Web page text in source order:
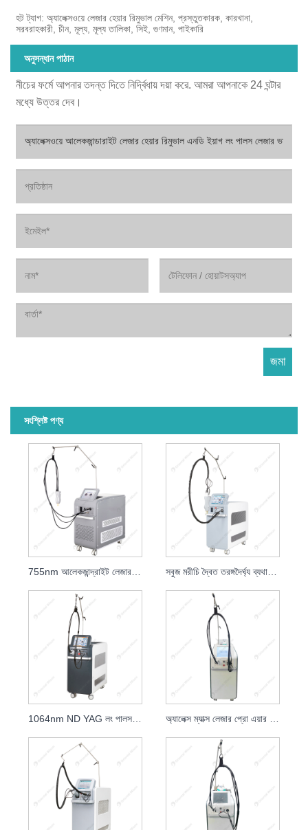
হট ট্যাগ: অ্যালেক্সওয়ে লেজার হেয়ার রিমুভাল মেশিন, প্রস্তুতকারক, কারখানা,
সরবরাহকারী, চীন, মূল্য, মূল্য তালিকা, সিই, গুণমান, পাইকারি
অনুসন্ধান পাঠান
নীচের ফর্মে আপনার তদন্ত দিতে নির্দ্বিধায় দয়া করে. আমরা আপনাকে 24 ঘন্টার
মধ্যে উত্তর দেব।
সংশ্লিষ্ট পণ্য
755nm আলেকজান্দ্রাইট লেজার হেয়ার রিমুভাল বিউটি ইকুইপমেন্ট
1064nm ND YAG লং পালসড লেজার হেয়ার রিমুভাল